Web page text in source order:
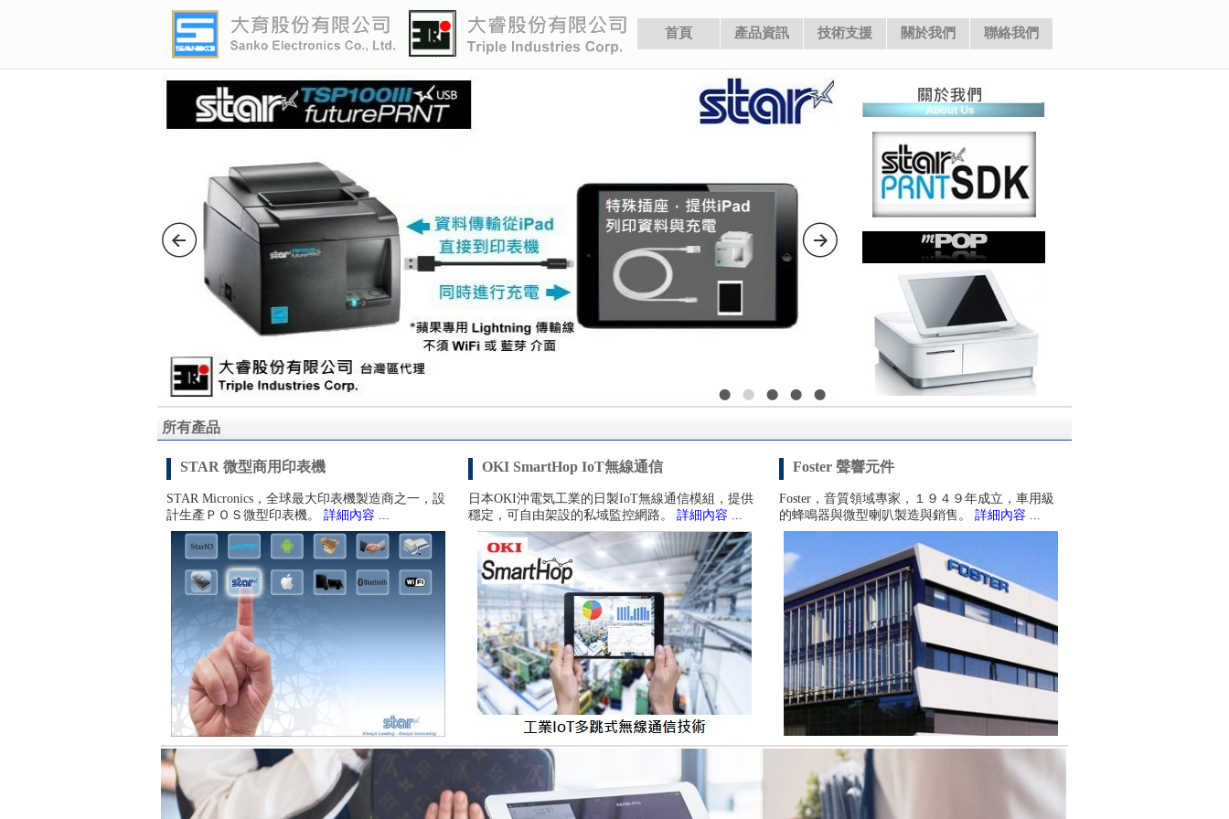
更多 關於我們 訊息 ...
更多 SDK 訊息 ...
所有產品
STAR 微型商用印表機
STAR Micronics，全球最大印表機製造商之一，設
計生產ＰＯＳ微型印表機。
詳細內容 ...
OKI SmartHop IoT無線通信
日本OKI沖電気工業的日製IoT無線通信模組，提供
穩定，可自由架設的私域監控網路。
詳細內容 ...
Foster 聲響元件
Foster，音質領域專家，１９４９年成立，車用級
的蜂鳴器與微型喇叭製造與銷售。
詳細內容 ...